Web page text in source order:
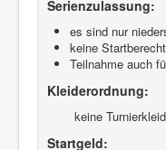
Serienzulassung:
es sind nur
keine
Teilnahme auch
Kleiderordnung:
keine
Startgeld: